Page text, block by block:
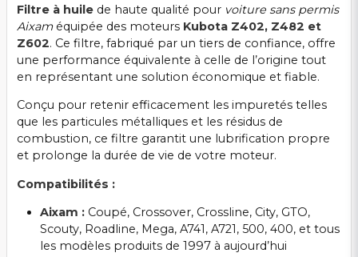
Filtre à huile de haute qualité pour voiture sans permis
Aixaméquipée des moteurs Kubota Z402, Z482 et
Z602. Ce filtre, fabriqué par un tiers de confiance, offre
une performance équivalente à celle de l’origine tout
en représentant une solution économique et fiable.
Conçu pour retenir efficacement les impuretés telles
que les particules métalliques et les résidus de
combustion, ce filtre garantit une lubrification propre
et prolonge la durée de vie de votre moteur.
Compatibilités :
Aixam :Coupé, Crossover, Crossline, City, GTO,
Scouty, Roadline, Mega, A741, A721, 500, 400, et tous
les modèles produits de 1997 à aujourd’hui